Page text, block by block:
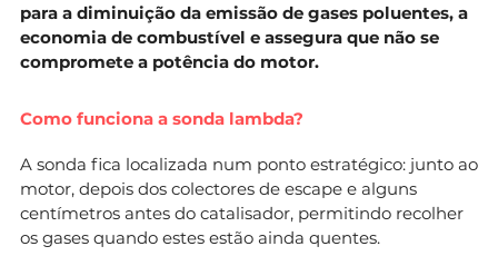
para a diminuição da emissão de gases poluentes, a
economia de combustível e assegura que não se
compromete a potência do motor.
Como funciona a sonda lambda?
A sonda fica localizada num ponto estratégico: junto ao
motor, depois dos colectores de escape e alguns
centímetros antes do catalisador, permitindo recolher
os gases quando estes estão ainda quentes.